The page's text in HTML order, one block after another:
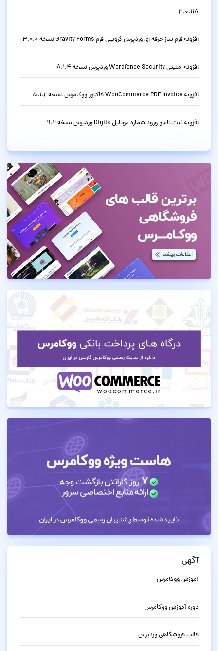
3.0.118
افزونه فرم ساز حرفه ای وردپرس گرویتی فرم Gravity Forms نسخه 3.0.0
افزونه امنیتی Wordfence Security وردپرس نسخه 8.1.4
افزونه WooCommerce PDF Invoice فاکتور ووکامرس نسخه 5.1.2
افزونه ثبت نام و ورود شماره موبایل Digits وردپرس نسخه 9.2
آگهی
آموزش ووکامرس
دوره آموزش ووکامرس
قالب فروشگاهی وردپرس